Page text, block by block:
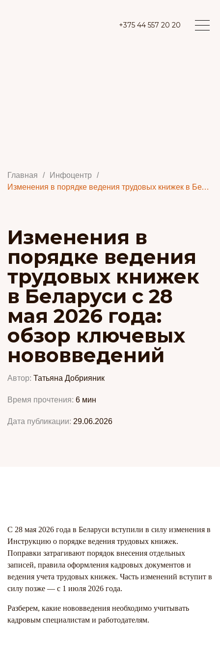
+375 44 557 20 20
Главная / Инфоцентр /
Изменения в порядке ведения трудовых книжек в Беларуси с 28 мая 2026 года: обзор ключевых нововведений
Изменения в
порядке ведения
трудовых книжек
в Беларуси с 28
мая 2026 года:
обзор ключевых
нововведений
Автор: Татьяна Добрияник
Время прочтения: 6 мин
Дата публикации: 29.06.2026
С 28 мая 2026 года в Беларуси вступили в силу изменения в
Инструкцию о порядке ведения трудовых книжек.
Поправки затрагивают порядок внесения отдельных
записей, правила оформления кадровых документов и
ведения учета трудовых книжек. Часть изменений вступит в
силу позже — с 1 июля 2026 года.
Разберем, какие нововведения необходимо учитывать
кадровым специалистам и работодателям.